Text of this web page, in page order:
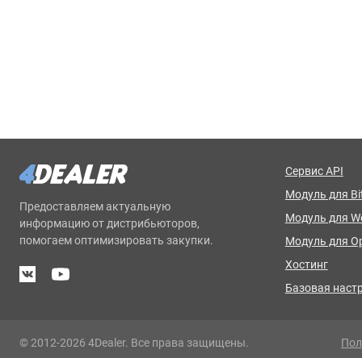
Предоставляем актуальную
информацию от дистрибьюторов,
помогаем оптимизировать закупки.
Сервис API
Модуль для
Модуль для
Модуль для
Хостинг
Базовая
© 2012-2026 4Dealer. Все права защищены.